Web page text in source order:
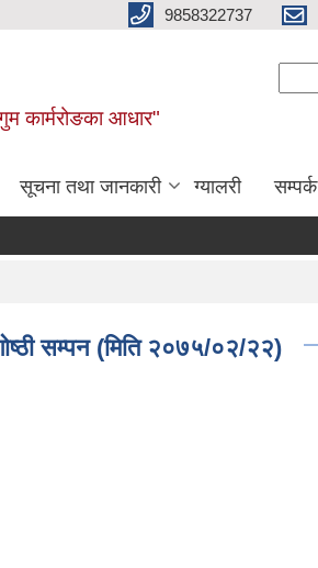
9858322737
कार्मरोङका आधार"
सूचना तथा जानकारी ग्यालरी सम्पर्क
सम्पन (मिति २०७५/०२/२२)